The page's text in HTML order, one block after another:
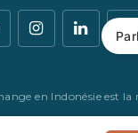
en Indonésie est la